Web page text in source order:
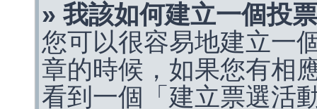
» 我該如何建立一個投
您可以很容易地建立一
章的時候，如果您有相
看到一個「建立票選活